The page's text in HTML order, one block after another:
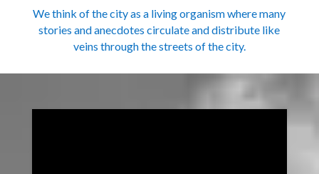
We think of the city as a living organism where many
stories and anecdotes circulate and distribute like
veins through the streets of the city.